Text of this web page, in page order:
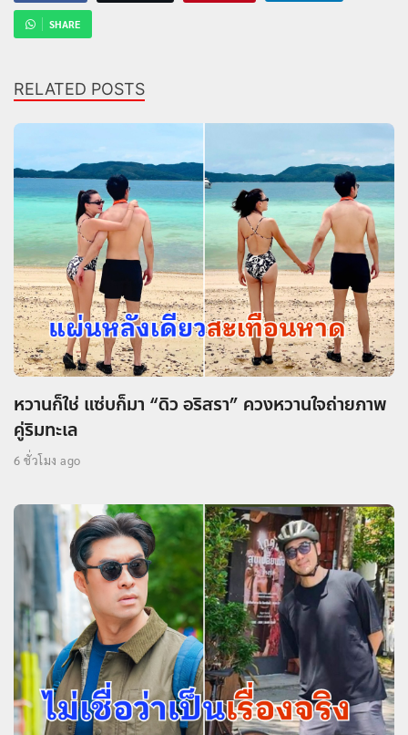
SHARE
RELATED POSTS
หวานก็ใช่ แซ่บก็มา “ดิว อริสรา” ควงหวานใจถ่ายภาพ
คู่ริมทะเล
6 ชั่วโมง ago